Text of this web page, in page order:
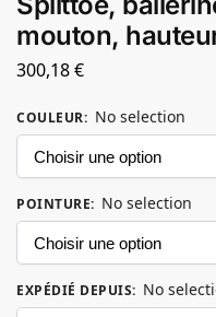
mouton,
300,18€
COULEUR: No selection
POINTURE: No selection
EXPÉDIÉ DEPUIS: No